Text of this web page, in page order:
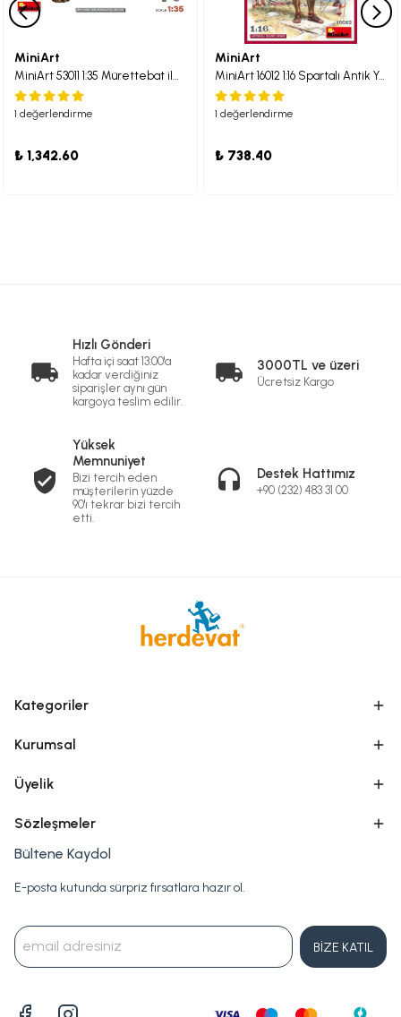
MiniArt
MiniArt 53011 1:35 Mürettebat ile Küçük Saha Mutfağı Hf. 14. Maketi
1 değerlendirme
₺ 1,342.60
MiniArt
MiniArt 16012 1:16 Spartalı Antik Yunan Piyadesi M.Ö. 5. Yüzyıl
1 değerlendirme
₺ 738.40
Hızlı Gönderi
Hafta içi saat 13:00'a
kadar verdiğiniz
siparişler aynı gün
kargoya teslim edilir.
3000TL ve üzeri
Ücretsiz Kargo
Yüksek
Memnuniyet
Bizi tercih eden
müşterilerin yüzde
90'ı tekrar bizi tercih
etti.
Destek Hattımız
+90 (232) 483 31 00
Kategoriler
Kurumsal
Üyelik
Sözleşmeler
Bültene Kaydol
E-posta kutunda sürpriz fırsatlara hazır ol.
BİZE KATIL